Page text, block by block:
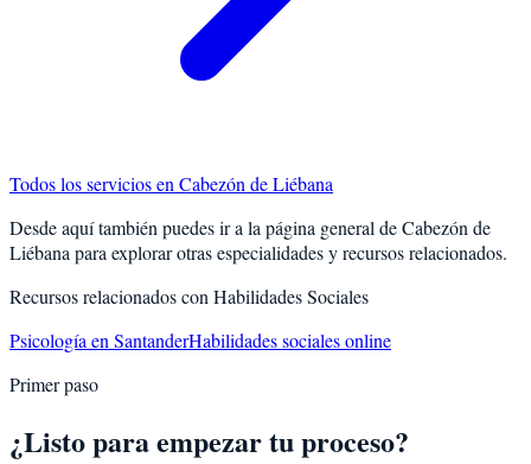
Todos los servicios en Cabezón de Liébana
Desde aquí también puedes ir a la página general deCabezón de
Liébana para explorar otras especialidades y recursos relacionados.
Recursos relacionados con Habilidades Sociales
Psicología en SantanderHabilidades sociales online
Primer paso
¿Listo para empezar tu proceso?